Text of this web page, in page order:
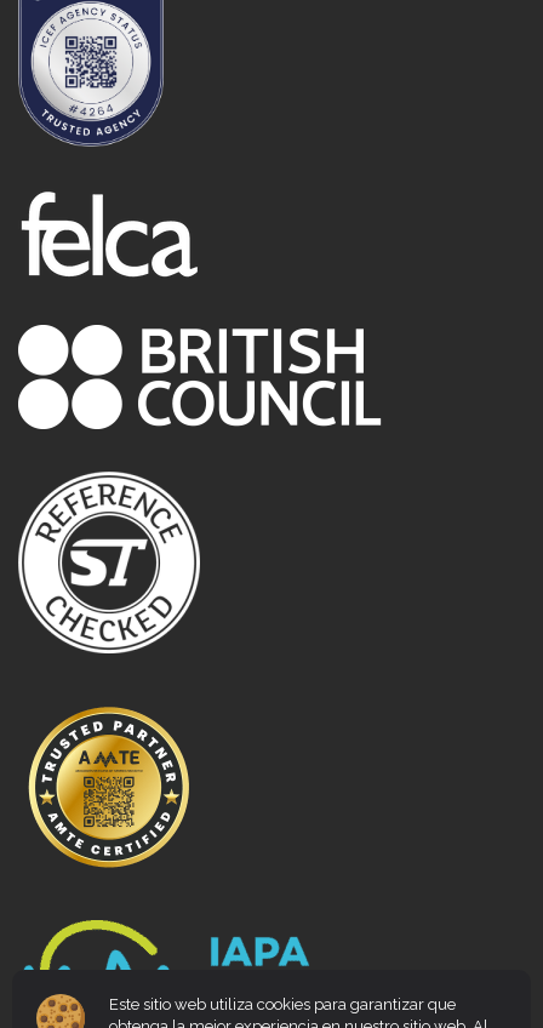
Este sitio web utiliza cookies para garantizar que